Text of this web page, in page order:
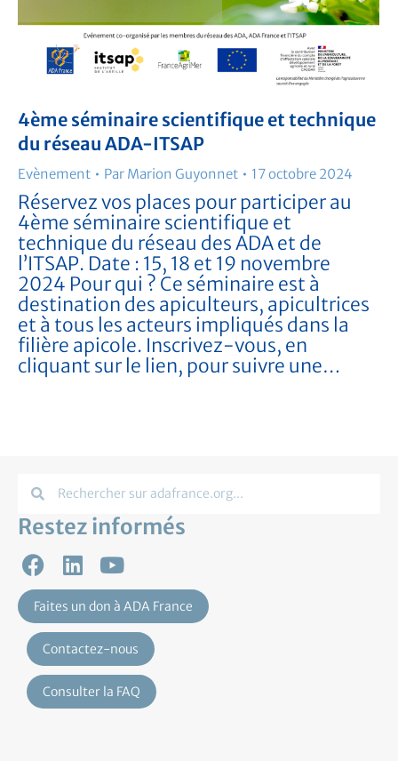
4ème séminaire scientifique et technique
du réseau ADA-ITSAP
Evènement Par Marion Guyonnet 17 octobre 2024
Réservez vos places pour participer au
4ème séminaire scientifique et
technique du réseau des ADA et de
l’ITSAP. Date : 15, 18 et 19 novembre
2024 Pour qui ? Ce séminaire est à
destination des apiculteurs, apicultrices
et à tous les acteurs impliqués dans la
filière apicole. Inscrivez-vous, en
cliquant sur le lien, pour suivre une…
Restez informés
Faites un don à ADA France
Contactez-nous
Consulter la FAQ